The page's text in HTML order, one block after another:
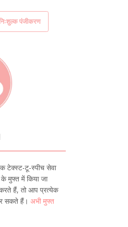
पंजीकरण
टेक्स्ट-टू-स्पीच सेवा
मुफ्त में किया जा
हैं, तो आप प्रत्येक
सकते हैं। अभी मुफ्त